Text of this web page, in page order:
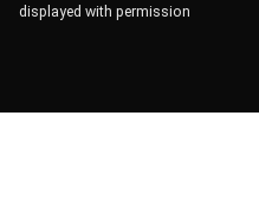
displayed with permission